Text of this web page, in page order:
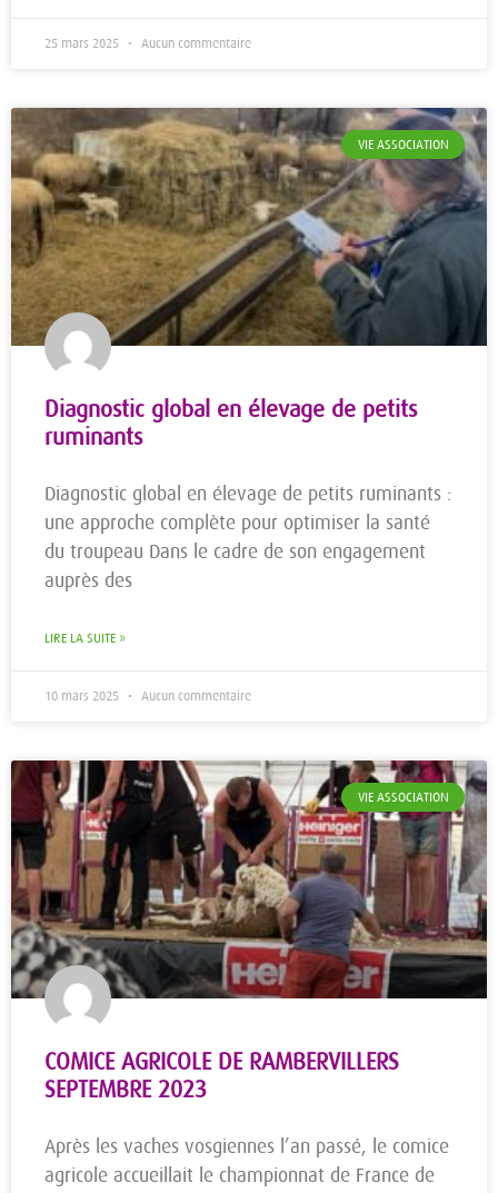
25 mars 2025 Aucun commentaire
VIE ASSOCIATION
Diagnostic global en élevage de petits
ruminants
Diagnostic global en élevage de petits ruminants :
une approche complète pour optimiser la santé
du troupeau Dans le cadre de son engagement
auprès des
LIRE LA SUITE »
10 mars 2025 Aucun commentaire
VIE ASSOCIATION
COMICE AGRICOLE DE RAMBERVILLERS
SEPTEMBRE 2023
Après les vaches vosgiennes l’an passé, le comice
agricole accueillait le championnat de France de